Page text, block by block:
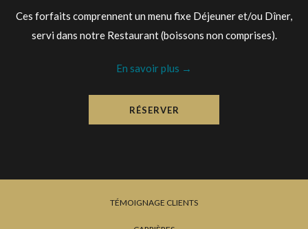
Ces forfaits comprennent un menu fixe Déjeuner et/ou Dîner,
servi dans notre Restaurant (boissons non comprises).
En savoir plus
RÉSERVER
TÉMOIGNAGE CLIENTS